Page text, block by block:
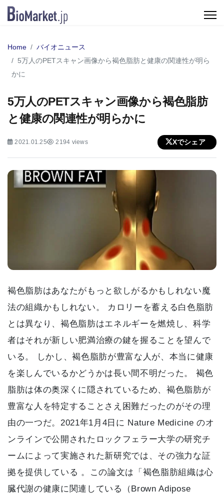
Home
バイオニュース
5万人のPETスキャン画像から褐色脂肪と健康の関連性が明ら
かに
5万人のPETスキャン画像から褐色脂肪
と健康の関連性が明らかに
2021.01.25 2194 views Xでシェア
褐色脂肪はあなたがもっと欲しがるかもしれない魔
法の組織かもしれない。 カロリーを蓄える白色脂肪
とは異なり、褐色脂肪はエネルギーを燃焼し、科学
者はそれが新しい肥満治療の鍵を握ることを望んで
いる。 しかし、褐色脂肪が豊富な人が、本当に健康
を楽しんでいるかどうかは長い間不明だった。 褐色
脂肪は体の奥深くに隠されているため、褐色脂肪が
豊富な人を特定することさえ困難だったのがその理
由の一つだ。2021年1月4日に Nature Medicine のオ
ンラインで公開されたロックフェラー大学の研究チ
ームによって実施された新研究では、その強力な証
拠を提供している 。この論文は「褐色脂肪組織は心
臓代謝の健康に関連している（Brown Adipose